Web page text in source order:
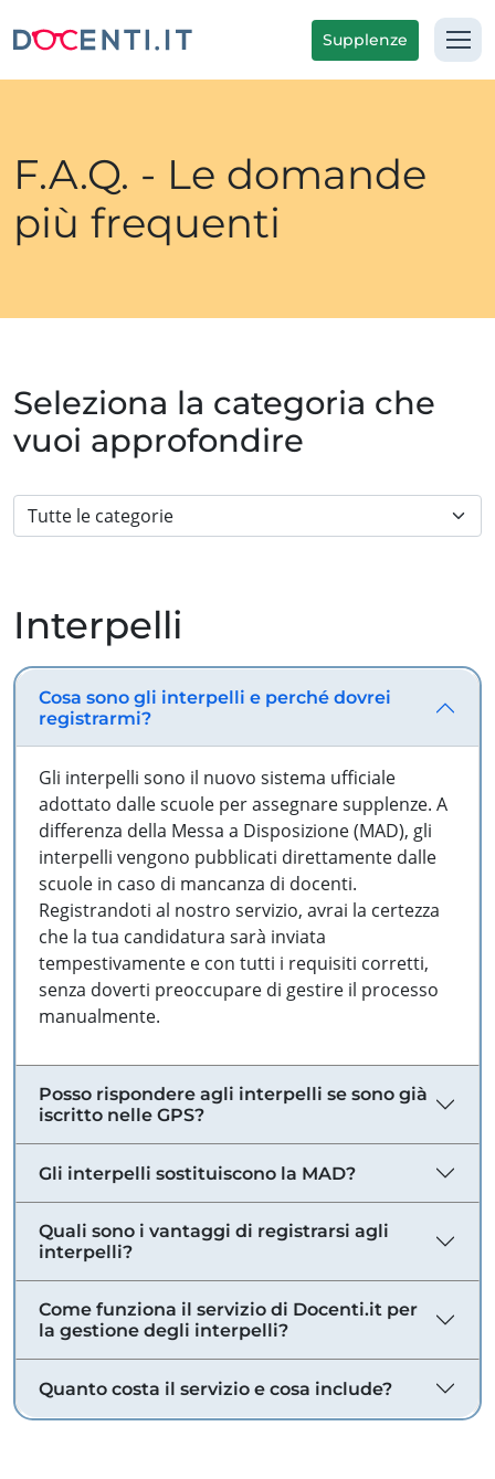
Supplenze
F.A.Q. - Le domande
più frequenti
Seleziona la categoria che
vuoi approfondire
Interpelli
Cosa sono gli interpelli e perché dovrei
registrarmi?
Gli interpelli sono il nuovo sistema ufficiale
adottato dalle scuole per assegnare supplenze. A
differenza della Messa a Disposizione (MAD), gli
interpelli vengono pubblicati direttamente dalle
scuole in caso di mancanza di docenti.
Registrandoti al nostro servizio, avrai la certezza
che la tua candidatura sarà inviata
tempestivamente e con tutti i requisiti corretti,
senza doverti preoccupare di gestire il processo
manualmente.
Posso rispondere agli interpelli se sono già
iscritto nelle GPS?
Gli interpelli sostituiscono la MAD?
Quali sono i vantaggi di registrarsi agli
interpelli?
Come funziona il servizio di Docenti.it per
la gestione degli interpelli?
Quanto costa il servizio e cosa include?